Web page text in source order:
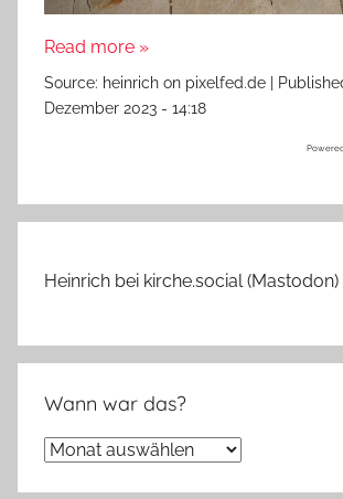
Read more »
Source: heinrich on pixelfed.de
Dezember 2023 - 14:18
Heinrich bei kirche.social (Mastodon)
Wann war das?
Wann